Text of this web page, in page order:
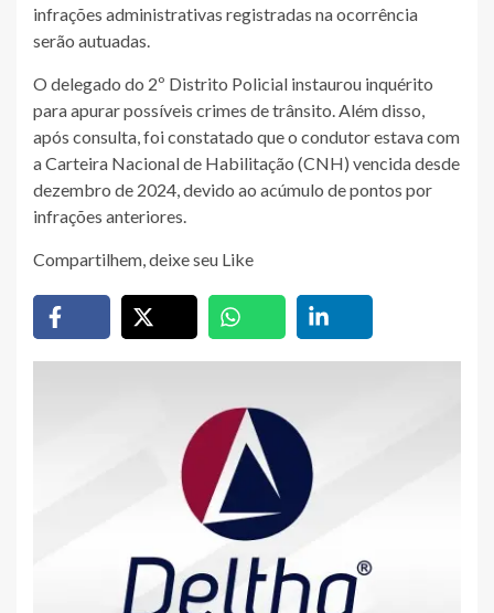
infrações administrativas registradas na ocorrência
serão autuadas.
O delegado do 2º Distrito Policial instaurou inquérito
para apurar possíveis crimes de trânsito. Além disso,
após consulta, foi constatado que o condutor estava com
a Carteira Nacional de Habilitação (CNH) vencida desde
dezembro de 2024, devido ao acúmulo de pontos por
infrações anteriores.
Compartilhem, deixe seu Like